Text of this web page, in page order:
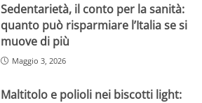
Sedentarietà, il conto per la sanità:
quanto può risparmiare l’Italia se si
muove di più
Maggio 3, 2026
Maltitolo e polioli nei biscotti light: